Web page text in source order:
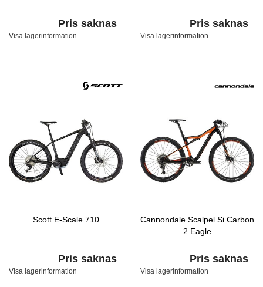
Pris saknas
Visa lagerinformation
Pris saknas
Visa lagerinformation
Scott E-Scale 710
Pris saknas
Visa lagerinformation
Cannondale Scalpel Si Carbon
2 Eagle
Pris saknas
Visa lagerinformation